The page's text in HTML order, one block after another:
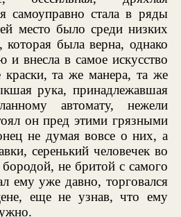
самоуправно стала в ряды
место было среди низких
которая была верна, однако
внесла в самое искусство
та же манера, та же
рука, принадлежавшая
автомату, нежели
он пред этими грязными
не думая вовсе о них, а
серенький человечек во
не бритой с самого
ему уже давно, торговался
еще не узнав, что ему